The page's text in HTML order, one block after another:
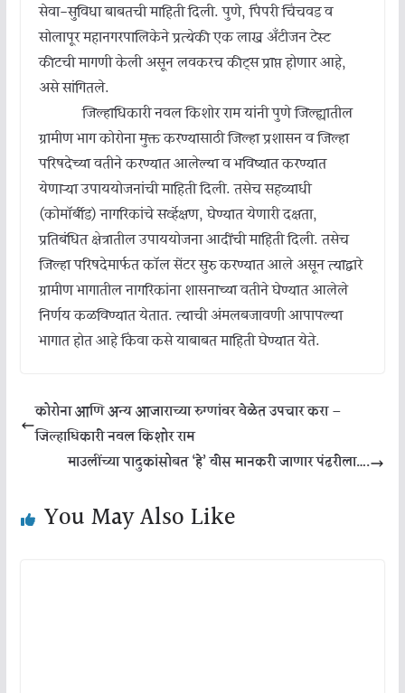
सेवा-सुविधा बाबतची माहिती दिली. पुणे, पिंपरी चिंचवड व
सोलापूर महानगरपालिकेने प्रत्येकी एक लाख अँटीजन टेस्ट
कीटची मागणी केली असून लवकरच कीट्स प्राप्त होणार आहे,
असे सांगितले.
जिल्हाधिकारी नवल किशोर राम यांनी पुणे जिल्ह्यातील
ग्रामीण भाग कोरोना मुक्त करण्यासाठी जिल्हा प्रशासन व जिल्हा
परिषदेच्या वतीने करण्यात आलेल्या व भविष्यात करण्यात
येणाऱ्या उपाययोजनांची माहिती दिली. तसेच सहव्याधी
(कोमॉर्बीड) नागरिकांचे सर्व्हेक्षण, घेण्यात येणारी दक्षता,
प्रतिबंधित क्षेत्रातील उपाययोजना आदींची माहिती दिली. तसेच
जिल्हा परिषदेमार्फत कॉल सेंटर सुरु करण्यात आले असून त्याद्वारे
ग्रामीण भागातील नागरिकांना शासनाच्या वतीने घेण्यात आलेले
निर्णय कळविण्यात येतात. त्याची अंमलबजावणी आपापल्या
भागात होत आहे किंवा कसे याबाबत माहिती घेण्यात येते.
कोरोना आणि अन्य आजाराच्या रुग्णांवर वेळेत उपचार करा –
जिल्हाधिकारी नवल किशोर राम
माउलींच्या पादुकांसोबत ‘हे’ वीस मानकरी जाणार पंढरीला….
You May Also Like